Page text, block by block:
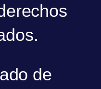
de